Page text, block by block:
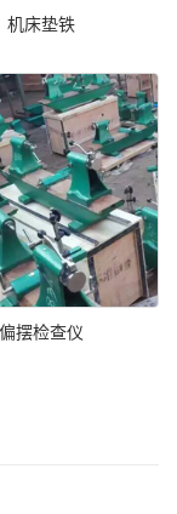
机床垫铁
偏摆检查仪